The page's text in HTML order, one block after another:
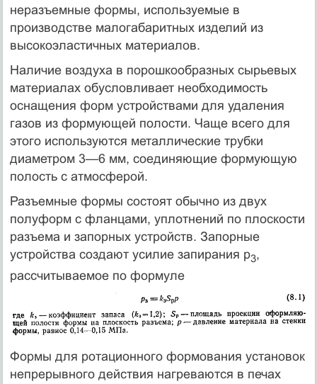
неразъемные формы, используемые в
производстве малогабаритных изделий из
высокоэластичных материалов.
Наличие воздуха в порошкообразных сырьевых
материалах обусловливает необходимость
оснащения форм устройствами для удаления
газов из формующей полости. Чаще всего для
этого используются металлические трубки
диаметром 3—6 мм, соединяющие формующую
полость с атмосферой.
Разъемные формы состоят обычно из двух
полуформ с фланцами, уплотнений по плоскости
разъема и запорных устройств. Запорные
устройства создают усилие запирания р3,
рассчитываемое по формуле
Формы для ротационного формования установок
непрерывного действия нагреваются в печах